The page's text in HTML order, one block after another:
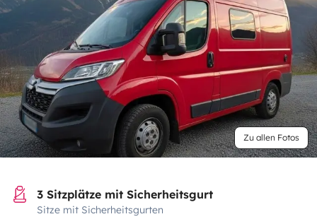
Zu allen Fotos
3 Sitzplätze mit Sicherheitsgurt
Sitze mit Sicherheitsgurten